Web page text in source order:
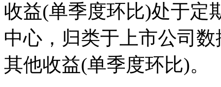
收益(单季度环比)处于定
中心，归类于上市公司
其他收益(单季度环比)。